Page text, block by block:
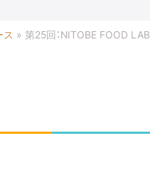
ス » 第25回：NITOBE FOOD LAB